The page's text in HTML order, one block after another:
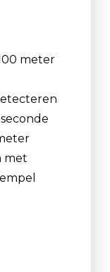
meter
met